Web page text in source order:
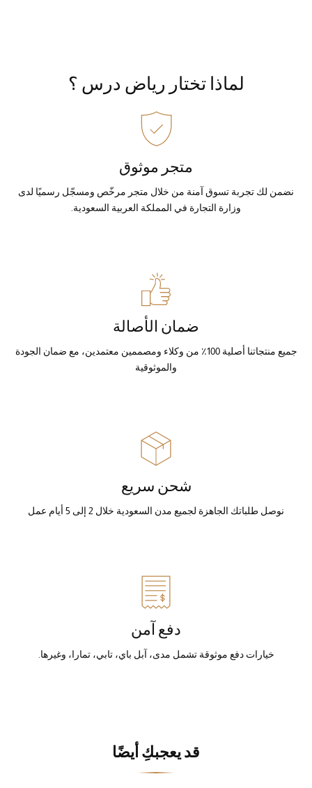
لماذا تختار رياض درس ؟
متجر موثوق
نضمن لك تجربة تسوق آمنة من خلال متجر مرخّص ومسجّل رسميًا لدى
وزارة التجارة في المملكة العربية السعودية.
ضمان الأصالة
جميع منتجاتنا أصلية 100٪ من وكلاء ومصممين معتمدين، مع ضمان الجودة
والموثوقية
شحن سريع
نوصل طلباتك الجاهزة لجميع مدن السعودية خلال 2 إلى 5 أيام عمل
دفع آمن
خيارات دفع موثوقة تشمل مدى، آبل باي، تابي، تمارا، وغيرها.
قد يعجبكِ أيضًا